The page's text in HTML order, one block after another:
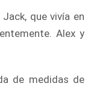
que vivía en
Alex y
de medidas de